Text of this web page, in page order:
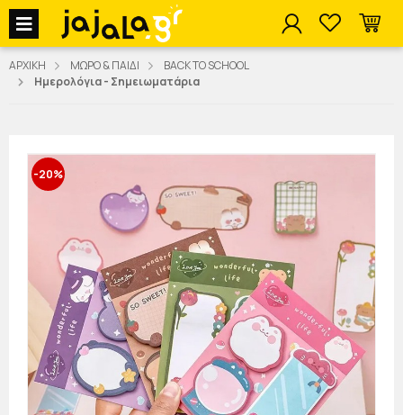
jajala Menu
ΑΡΧΙΚΗ ΜΩΡΟ & ΠΑΙΔΙ
BACK TO SCHOOL
Ημερολόγια - Σημειωματάρια
-20%